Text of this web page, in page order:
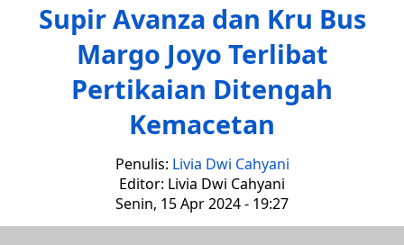
Supir Avanza dan Kru Bus
Margo Joyo Terlibat
Pertikaian Ditengah
Kemacetan
Penulis: Livia Dwi Cahyani
Editor: Livia Dwi Cahyani
Senin, 15 Apr 2024 - 19:27